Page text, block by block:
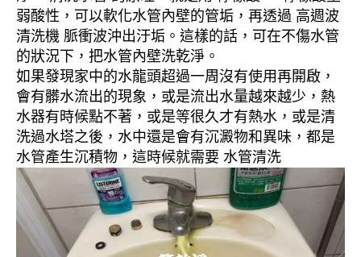
弱酸性，可以軟化水管內壁的管垢，再透過 高週波
清洗機 脈衝波沖出汙垢。這樣的話，可在不傷水管
的狀況下，把水管內壁洗乾淨。
如果發現家中的水龍頭超過一周沒有使用再開啟，
會有髒水流出的現象，或是流出水量越來越少，熱
水器有時候點不著，或是等很久才有熱水，或是清
洗過水塔之後，水中還是會有沉澱物和異味，都是
水管產生沉積物，這時候就需要 水管清洗